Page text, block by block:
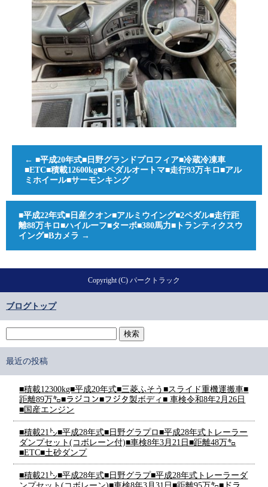
← ■平成20年式■日野グランドプロフィア■冷蔵冷凍車
■ETC■積載12600kg■3ペダルオートマ■走行93万キロ■アル
ミホイール■サーモンキング
■平成22年式■日産クオン■アルミウイング■2ペダル■走行距
離88万キロ■ハイルーフ■ターボ■380馬力■トランティクスウ
イング■Bカメラ →
Copyright (C) パークトラック
ブログトップ
最近の投稿
■積載12300kg■平成20年式■三菱ふそう■スライド重機運搬車■
距離89万㌔■ラジコン■フジタ製ボディ■ 車検令和8年2月26日
■国産エンジン
■積載21㌧■平成28年式■日野グラプロ■平成28年式トレーラー
ダンプセット(コボレーン付)■車検8年3月21日■距離48万㌔
■ETC■土砂ダンプ
■積載21㌧■平成28年式■日野グラプ■平成28年式トレーラーダ